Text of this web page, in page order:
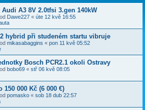
A3 8V 2.0tfsi 3.gen 140kW
Dawe227 « úte 12 kvě 16:55
hybrid při studeném startu vibruje
mikasabaggins « pon 11 kvě 05:52
Bosch PCR2.1 okoli Ostravy
bobo69 « stř 06 kvě 08:05
000 Kč (6 000 €)
pomasko « sob 18 dub 22:57